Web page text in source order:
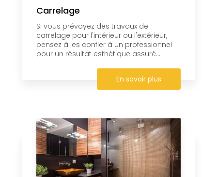
Carrelage
Si vous prévoyez des travaux de
carrelage pour l'intérieur ou l'extérieur,
pensez à les confier à un professionnel
pour un résultat esthétique assuré....
En savoir plus